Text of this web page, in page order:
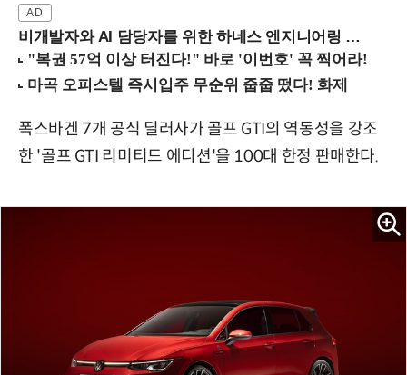
비개발자와 AI 담당자를 위한 하네스 엔지니어링 입문과정 (8/20 신논현역)
폭스바겐 7개 공식 딜러사가 골프 GTI의 역동성을 강조
한 '골프 GTI 리미티드 에디션'을 100대 한정 판매한다.